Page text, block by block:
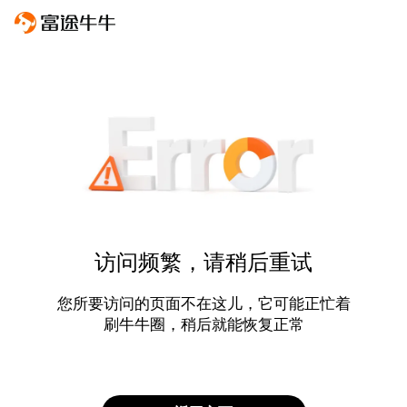
访问频繁，请稍后重试
您所要访问的页面不在这儿，它可能正忙着
刷牛牛圈，稍后就能恢复正常